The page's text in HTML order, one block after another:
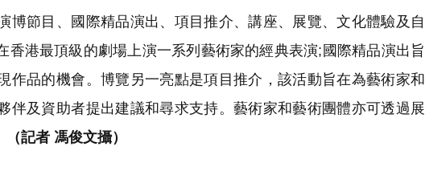
節目、國際精品演出、項目推介、講座、展覽、文化體驗及自
港最頂級的劇場上演一系列藝術家的經典表演;國際精品演出旨
作品的機會。博覽另一亮點是項目推介，該活動旨在為藝術家和
伴及資助者提出建議和尋求支持。藝術家和藝術團體亦可透過展
（記者 馮俊文攝）